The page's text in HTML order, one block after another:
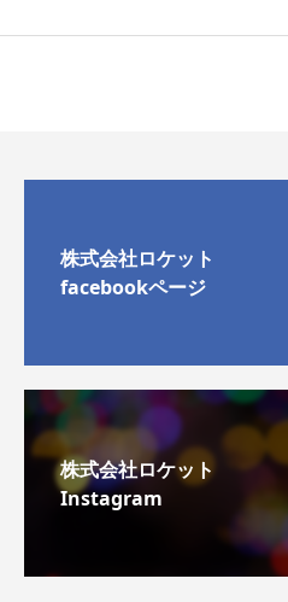
株式会社ロケット
facebookページ
株式会社ロケット
Instagram